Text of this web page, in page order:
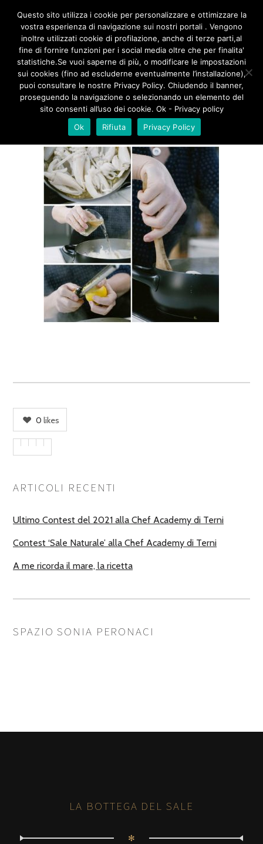
SEPPIE CON PISELLI 2
0 likes
ARTICOLI RECENTI
Ultimo Contest del 2021 alla Chef Academy di Terni
Contest ‘Sale Naturale’ alla Chef Academy di Terni
A me ricorda il mare, la ricetta
SPAZIO SONIA PERONACI
LA BOTTEGA DEL SALE
✻
Questo sito utilizza i cookie per personalizzare e ottimizzare la
vostra esperienza di navigazione sui nostri portali . Vengono
inoltre utilizzati cookie di profilazione, anche di terze parti,al
fine di fornire funzioni per i social media oltre che per finalita'
statistiche.Se vuoi saperne di più, o modificare le impostazioni
sui cookies (fino ad escluderne eventualmente l’installazione),
puoi consultare le nostre Privacy Policy. Chiudendo il banner,
proseguendo la navigazione o selezionando un elemento del
sito consenti all’uso dei cookie. Ok - Privacy policy
Ok
Rifiuta Privacy Policy